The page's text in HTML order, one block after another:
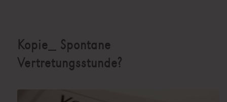
Kopie_ Spontane
Vertretungsstunde?